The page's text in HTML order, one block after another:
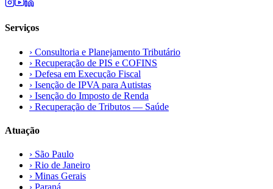
Serviços
› Consultoria e Planejamento Tributário
› Recuperação de PIS e COFINS
› Defesa em Execução Fiscal
› Isenção de IPVA para Autistas
› Isenção do Imposto de Renda
› Recuperação de Tributos — Saúde
Atuação
› São Paulo
› Rio de Janeiro
› Minas Gerais
› Paraná